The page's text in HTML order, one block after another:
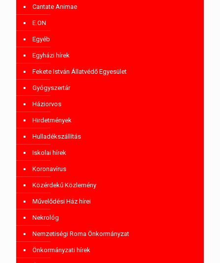
Cantate Animae
E.ON
Egyéb
Egyházi hírek
Fekete István Állatvédő Egyesület
Gyógyszertár
Háziorvos
Hirdetmények
Hulladékszállítás
Iskolai hírek
Koronavírus
Közérdekű Közlemény
Művelődési Ház hírei
Nekrológ
Nemzetiségi Roma Önkormányzat
Önkormányzati hírek